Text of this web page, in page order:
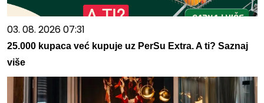
03. 08. 2026 07:31
25.000 kupaca već kupuje uz PerSu Extra. A ti? Saznaj
više